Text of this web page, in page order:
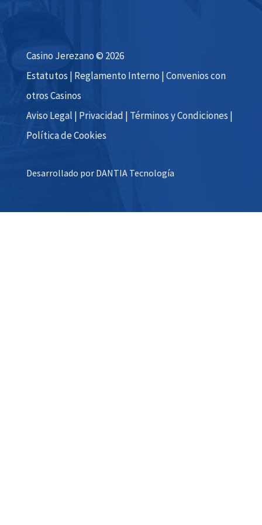
Casino Jerezano © 2026
Estatutos | Reglamento Interno |Convenios con
otros Casinos
Aviso Legal | Privacidad | Términos y Condiciones |
Política de Cookies
Desarrollado por DANTIA Tecnología